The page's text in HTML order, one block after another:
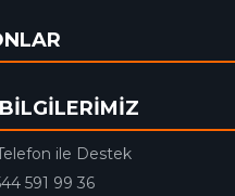
ile Destek
591 99 36